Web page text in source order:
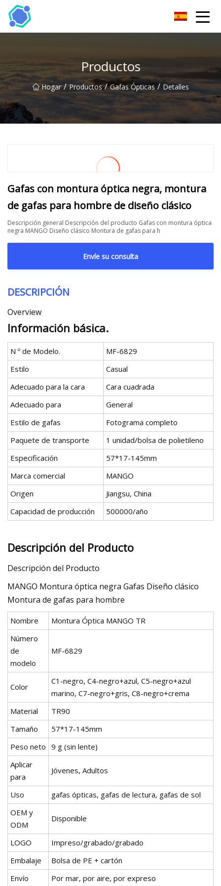
Productos
Hogar / Productos / Gafas Ópticas / Detalles
Gafas con montura óptica negra, montura
de gafas para hombre de diseño clásico
Descripción general Descripción del producto Gafas con montura óptica
negra MANGO Diseño clásico Montura de gafas para h
Envíe su consulta
DESCRIPCIÓN
Overview
Información básica.
N º de Modelo.
MF-6829
Estilo
Casual
Adecuado para la cara
Cara cuadrada
Adecuado para
General
Estilo de gafas
Fotograma completo
Paquete de transporte
1 unidad/bolsa de polietileno
Especificación
57*17-145mm
Marca comercial
MANGO
Origen
Jiangsu, China
Capacidad de producción
500000/año
Descripción del Producto
Descripción del Producto
MANGO Montura óptica negra Gafas Diseño clásico
Montura de gafas para hombre
Nombre
Montura Óptica MANGO TR
Número
de
modelo
MF-6829
Color
C1-negro, C4-negro+azul, C5-negro+azul
marino, C7-negro+gris, C8-negro+crema
Material
TR90
Tamaño
57*17-145mm
Peso neto 9 g (sin lente)
Aplicar
para
Jóvenes, Adultos
Uso
gafas ópticas, gafas de lectura, gafas de sol
OEM y
ODM
Disponible
LOGO
Impreso/grabado/grabado
Embalaje
Bolsa de PE + cartón
Envío
Por mar, por aire, por expreso